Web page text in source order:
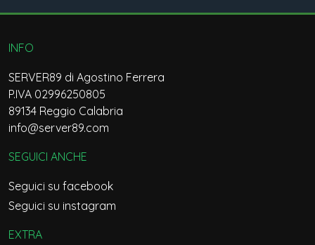
INFO
SERVER89 di Agostino Ferrera
P.IVA 02996250805
89134 Reggio Calabria
info@server89.com
SEGUICI ANCHE
Seguici su facebook
Seguici su instagram
EXTRA